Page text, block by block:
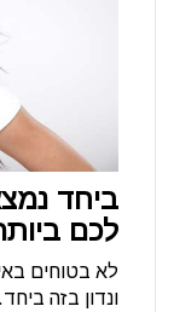
ביחד
לכם
לא בטוחים
ונדון בזה